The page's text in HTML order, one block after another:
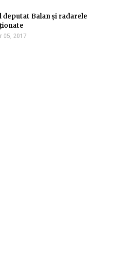
deputat Balan și radarele
05, 2017